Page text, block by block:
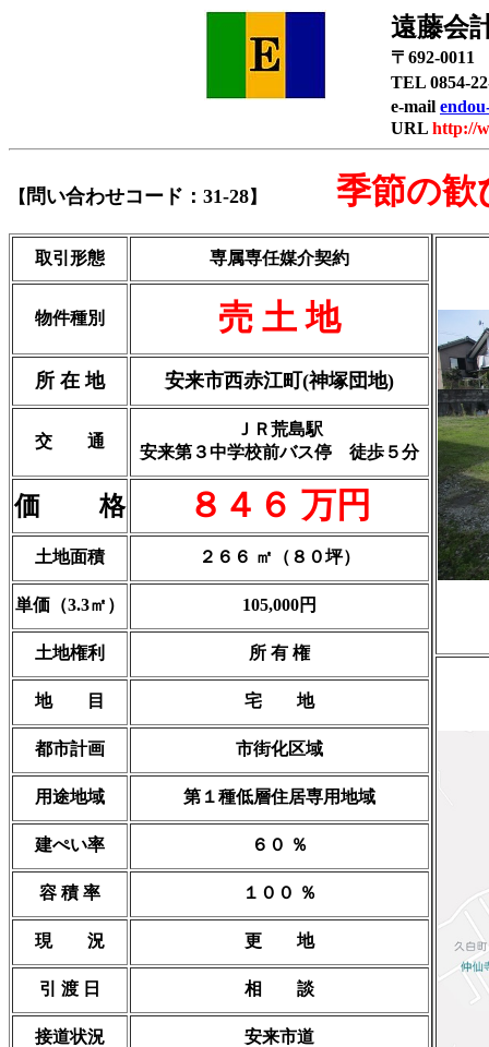
遠藤会
〒692-0011
TEL 0854-
e-mail
URL http://
【 問い合わせコード：31-28】 季節の歓
取引形態 専属専任媒介契約
物件種別 売 土 地
所 在 地 安来市西赤江町(神塚団地)
交 通
ＪＲ荒島駅
安来第３中学校前バス停 徒歩５分
価 格 ８４６ 万円
土地面積 ２６６ ㎡（８０坪）
単価（3.3㎡） 105,000円
土地権利 所 有 権
地 目 宅 地
都市計画 市街化区域
用途地域 第１種低層住居専用地域
建ぺい率 ６０ ％
容 積 率 １００ ％
現 況 更 地
引 渡 日 相 談
接道状況 安来市道